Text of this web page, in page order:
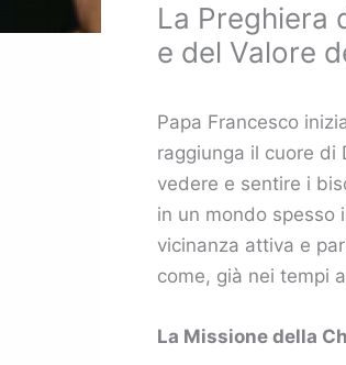
La Preghiera
e del Valore
Papa Francesco
raggiunga il cuore di
vedere e sentire i
in un mondo spesso
vicinanza attiva e
come, già nei tempi
La Missione della